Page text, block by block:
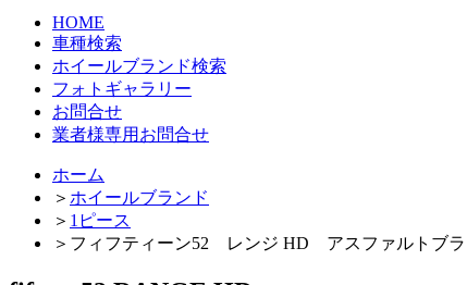
HOME
車種検索
ホイールブランド検索
フォトギャラリー
お問合せ
業者様専用お問合せ
ホーム
＞ ホイールブランド
＞ 1ピース
＞ フィフティーン52 レンジ HD アスファルトブラ